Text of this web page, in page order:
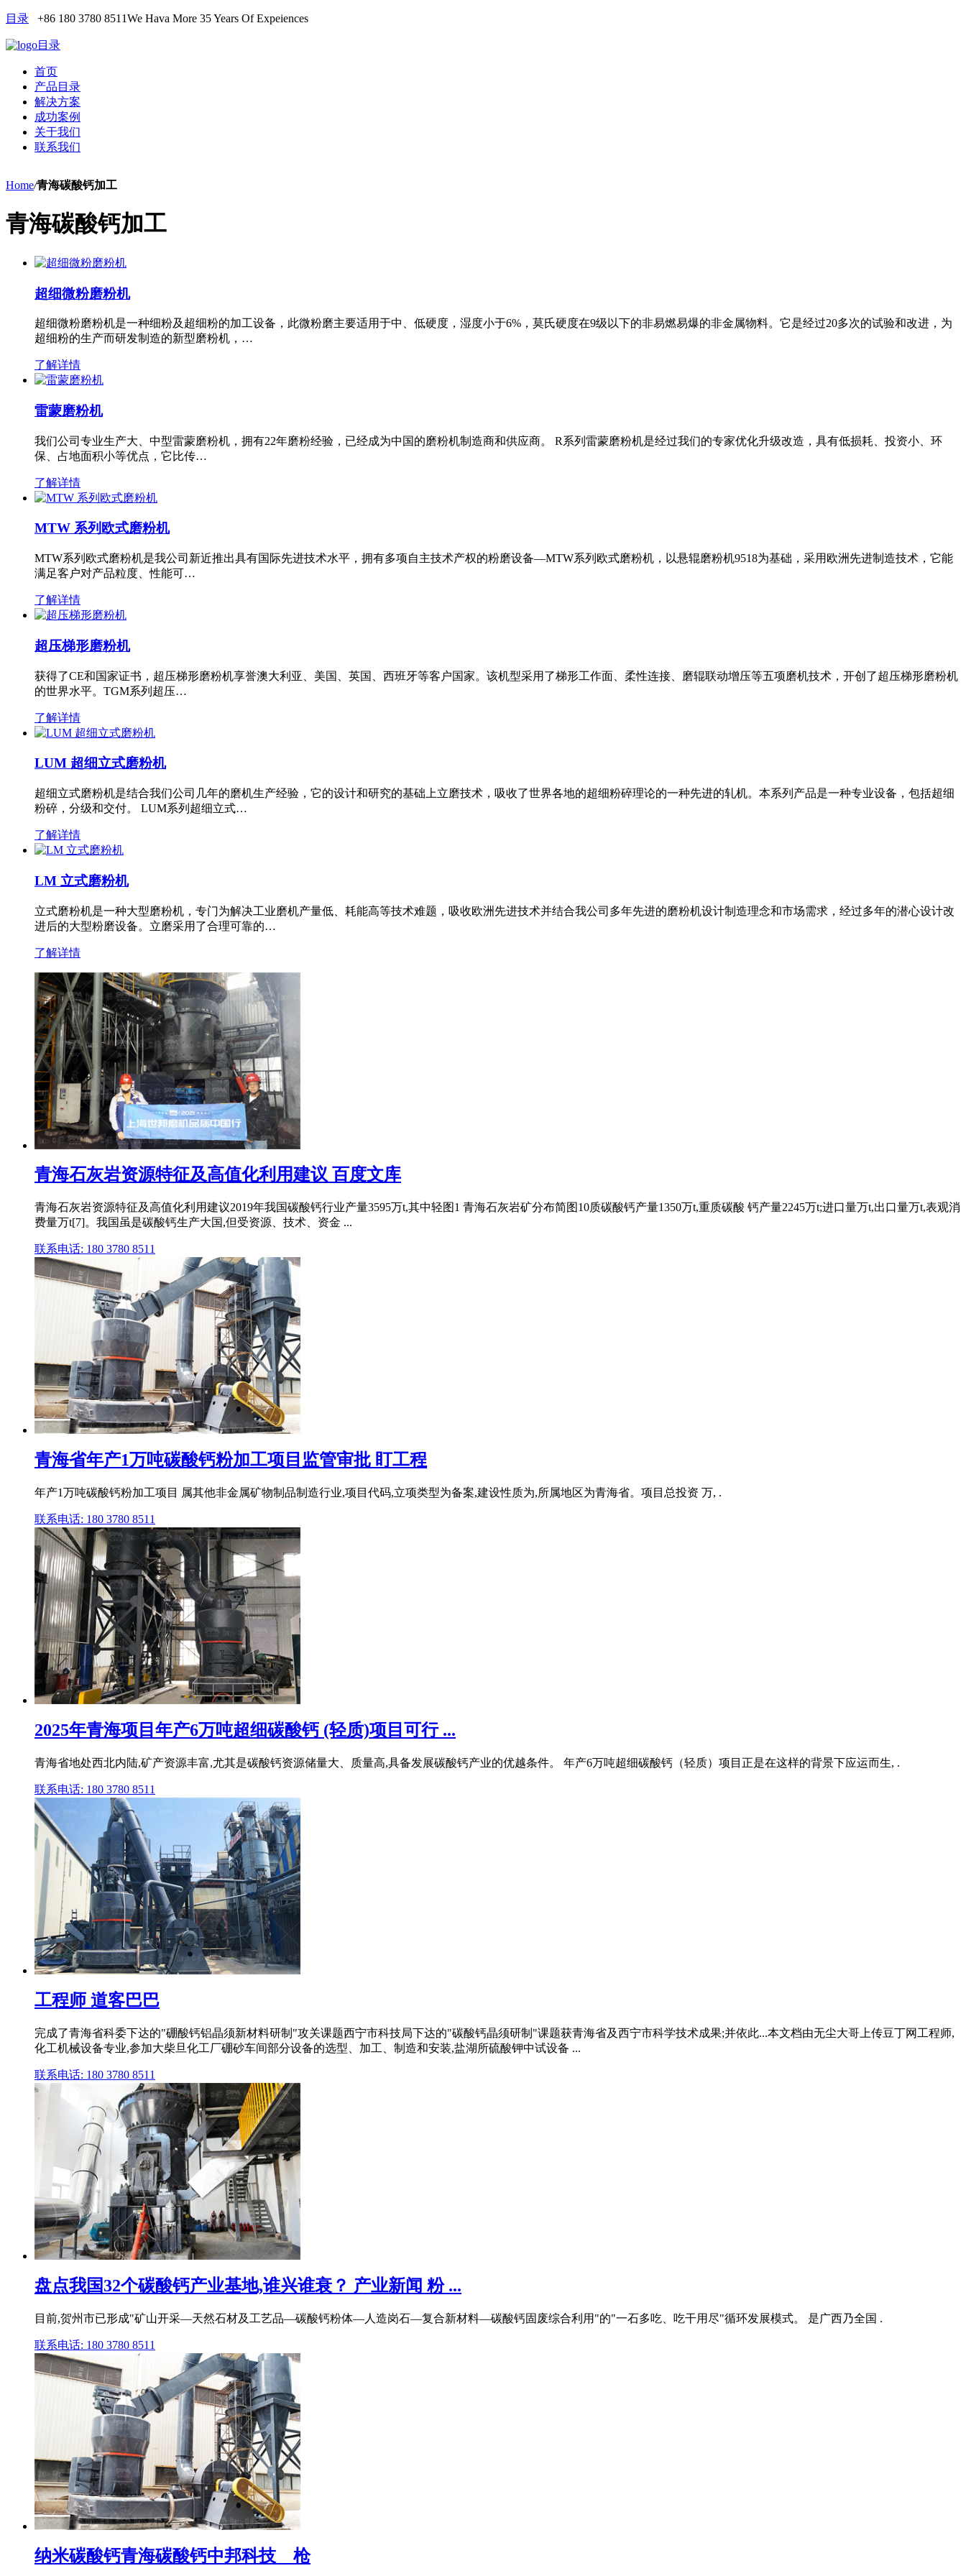
目录 +86 180 3780 8511We Hava More 35 Years Of Expeiences
目录
首页
产品目录
解决方案
成功案例
关于我们
联系我们
Home/青海碳酸钙加工
青海碳酸钙加工
超细微粉磨粉机
超细微粉磨粉机是一种细粉及超细粉的加工设备，此微粉磨主要适用于中、低硬度，湿度小于6%，莫氏硬度在9级以下的非易燃易爆的非金属物料。它是经过20多次的试验和改进，为
超细粉的生产而研发制造的新型磨粉机，…
了解详情
雷蒙磨粉机
我们公司专业生产大、中型雷蒙磨粉机，拥有22年磨粉经验，已经成为中国的磨粉机制造商和供应商。 R系列雷蒙磨粉机是经过我们的专家优化升级改造，具有低损耗、投资小、环
保、占地面积小等优点，它比传…
了解详情
MTW 系列欧式磨粉机
MTW系列欧式磨粉机是我公司新近推出具有国际先进技术水平，拥有多项自主技术产权的粉磨设备—MTW系列欧式磨粉机，以悬辊磨粉机9518为基础，采用欧洲先进制造技术，它能
满足客户对产品粒度、性能可…
了解详情
超压梯形磨粉机
获得了CE和国家证书，超压梯形磨粉机享誉澳大利亚、美国、英国、西班牙等客户国家。该机型采用了梯形工作面、柔性连接、磨辊联动增压等五项磨机技术，开创了超压梯形磨粉机
的世界水平。TGM系列超压…
了解详情
LUM 超细立式磨粉机
超细立式磨粉机是结合我们公司几年的磨机生产经验，它的设计和研究的基础上立磨技术，吸收了世界各地的超细粉碎理论的一种先进的轧机。本系列产品是一种专业设备，包括超细
粉碎，分级和交付。 LUM系列超细立式…
了解详情
LM 立式磨粉机
立式磨粉机是一种大型磨粉机，专门为解决工业磨机产量低、耗能高等技术难题，吸收欧洲先进技术并结合我公司多年先进的磨粉机设计制造理念和市场需求，经过多年的潜心设计改
进后的大型粉磨设备。立磨采用了合理可靠的…
了解详情
青海石灰岩资源特征及高值化利用建议 百度文库
青海石灰岩资源特征及高值化利用建议2019年我国碳酸钙行业产量3595万t,其中轻图1 青海石灰岩矿分布简图10质碳酸钙产量1350万t,重质碳酸 钙产量2245万t;进口量万t,出口量万t,表观消
费量万t[7]。我国虽是碳酸钙生产大国,但受资源、技术、资金 ...
联系电话: 180 3780 8511
青海省年产1万吨碳酸钙粉加工项目监管审批 盯工程
年产1万吨碳酸钙粉加工项目 属其他非金属矿物制品制造行业,项目代码,立项类型为备案,建设性质为,所属地区为青海省。项目总投资 万, .
联系电话: 180 3780 8511
2025年青海项目年产6万吨超细碳酸钙 (轻质)项目可行 ...
青海省地处西北内陆,矿产资源丰富,尤其是碳酸钙资源储量大、质量高,具备发展碳酸钙产业的优越条件。 年产6万吨超细碳酸钙（轻质）项目正是在这样的背景下应运而生, .
联系电话: 180 3780 8511
工程师 道客巴巴
完成了青海省科委下达的"硼酸钙铝晶须新材料研制"攻关课题西宁市科技局下达的"碳酸钙晶须研制"课题获青海省及西宁市科学技术成果;并依此...本文档由无尘大哥上传豆丁网工程师,
化工机械设备专业,参加大柴旦化工厂硼砂车间部分设备的选型、加工、制造和安装,盐湖所硫酸钾中试设备 ...
联系电话: 180 3780 8511
盘点我国32个碳酸钙产业基地,谁兴谁衰？ 产业新闻 粉 ...
目前,贺州市已形成"矿山开采—天然石材及工艺品—碳酸钙粉体—人造岗石—复合新材料—碳酸钙固废综合利用"的"一石多吃、吃干用尽"循环发展模式。 是广西乃全国 .
联系电话: 180 3780 8511
纳米碳酸钙青海碳酸钙中邦科技__枪